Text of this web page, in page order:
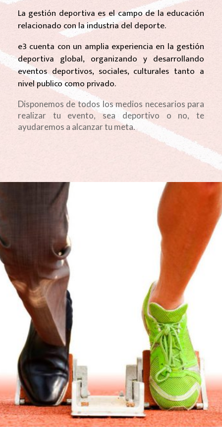
La gestión deportiva es el campo de la educación
relacionado con la industria del deporte.
e3 cuenta con un amplia experiencia en la gestión
deportiva global, organizando y desarrollando
eventos deportivos, sociales, culturales tanto a
nivel publico como privado.
Disponemos de todos los medios necesarios para
realizar tu evento, sea deportivo o no, te
ayudaremos a alcanzar tu meta.